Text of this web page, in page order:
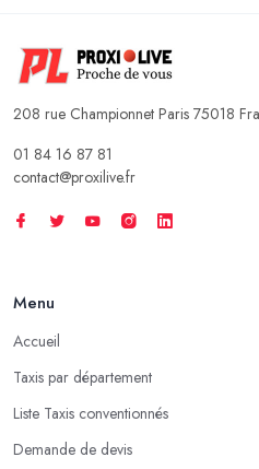
208 rue Championnet Paris 75018
01 84 16 87 81
contact@proxilive.fr
Menu
Accueil
Taxis par département
Liste Taxis conventionnés
Demande de devis